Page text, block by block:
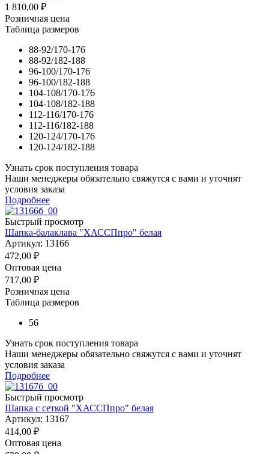
1 810,00 ₽
Розничная цена
Таблица размеров
88-92/170-176
88-92/182-188
96-100/170-176
96-100/182-188
104-108/170-176
104-108/182-188
112-116/170-176
112-116/182-188
120-124/170-176
120-124/182-188
Узнать срок поступления товара
Наши менеджеры обязательно свяжутся с вами и уточнят
условия заказа
Подробнее
Быстрый просмотр
Шапка-балаклава "ХАССПпро" белая
Артикул: 13166
472,00 ₽
Оптовая цена
717,00 ₽
Розничная цена
Таблица размеров
56
Узнать срок поступления товара
Наши менеджеры обязательно свяжутся с вами и уточнят
условия заказа
Подробнее
Быстрый просмотр
Шапка с сеткой "ХАССПпро" белая
Артикул: 13167
414,00 ₽
Оптовая цена